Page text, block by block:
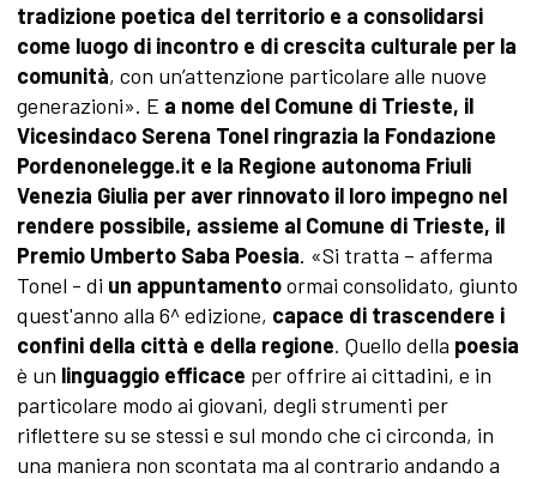
tradizione poetica del territorio e a consolidarsi
come luogo di incontro e di crescita culturale per la
comunità, con un’attenzione particolare alle nuove
generazioni». E a nome del Comune di Trieste, il
Vicesindaco Serena Tonel ringrazia la Fondazione
Pordenonelegge.it e la Regione autonoma Friuli
Venezia Giulia per aver rinnovato il loro impegno nel
rendere possibile, assieme al Comune di Trieste, il
Premio Umberto Saba Poesia. «Si tratta – afferma
Tonel - di un appuntamentoormai consolidato, giunto
quest'anno alla 6^ edizione, capace di trascendere i
confini della città e della regione. Quello della poesia
è un linguaggio efficace per offrire ai cittadini, e in
particolare modo ai giovani, degli strumenti per
riflettere su se stessi e sul mondo che ci circonda, in
una maniera non scontata ma al contrario andando a